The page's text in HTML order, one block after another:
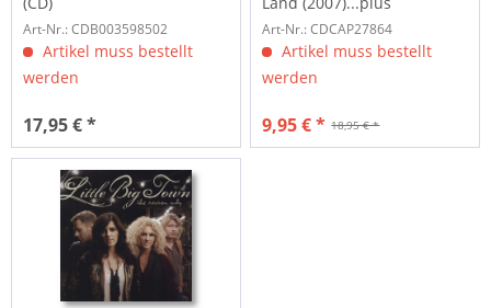
Art-Nr.: CDB003598502
Artikel muss bestellt
werden
17,95 € *
Art-Nr.: CDCAP27864
Artikel muss bestellt
werden
18,95 € *
9,95 € *